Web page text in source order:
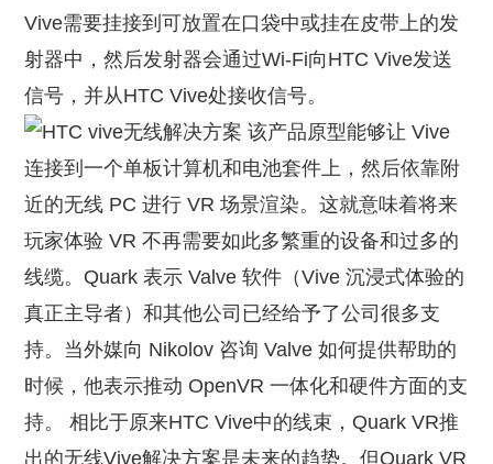
Vive需要挂接到可放置在口袋中或挂在皮带上的发
射器中，然后发射器会通过Wi-Fi向HTC Vive发送
信号，并从HTC Vive处接收信号。
该产品原型能够让 Vive
连接到一个单板计算机和电池套件上，然后依靠附
近的无线 PC 进行 VR 场景渲染。这就意味着将来
玩家体验 VR 不再需要如此多繁重的设备和过多的
线缆。Quark 表示 Valve 软件（Vive 沉浸式体验的
真正主导者）和其他公司已经给予了公司很多支
持。当外媒向 Nikolov 咨询 Valve 如何提供帮助的
时候，他表示推动 OpenVR 一体化和硬件方面的支
持。 相比于原来HTC Vive中的线束，Quark VR推
出的无线Vive解决方案是未来的趋势。但Quark VR